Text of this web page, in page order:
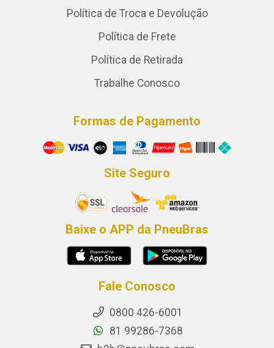
Política de Troca e Devolução
Política de Frete
Política de Retirada
Trabalhe Conosco
Formas de Pagamento
Site Seguro
Baixe o APP da PneuBras
Fale Conosco
0800 426-6001
81 99286-7368